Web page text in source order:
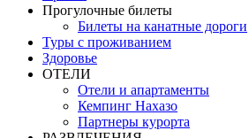
Прогулочные билеты
Билеты на канатные дороги
Туры с проживанием
Здоровье
ОТЕЛИ
Отели и апартаменты
Кемпинг Нахазо
Партнеры курорта